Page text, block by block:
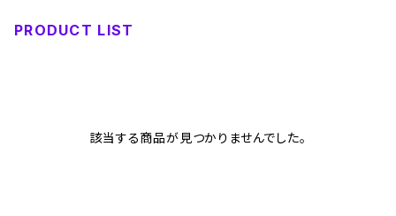
PRODUCT LIST
該当する商品が見つかりませんでした。